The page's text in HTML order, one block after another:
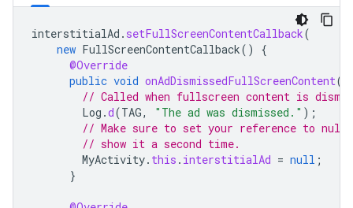
interstitialAd . setFullScreenContentCallback(
new FullScreenContentCallback()
{
@Override
public void onAdDismissedFullScreenContent()
// Called when fullscreen content is
Log .d(TAG, "The ad was dismissed." );
// Make sure to set your reference to null
// show it a second time.
MyActivity. this . interstitialAd = null ;
}